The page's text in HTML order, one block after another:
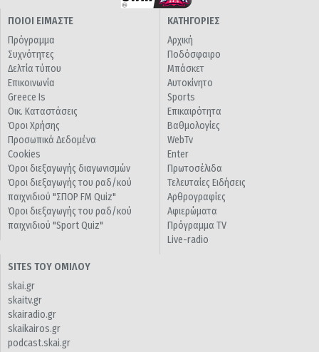
ΠΟΙΟΙ ΕΙΜΑΣΤΕ
Πρόγραμμα
Συχνότητες
Δελτία τύπου
Επικοινωνία
Greece Is
Οικ. Καταστάσεις
Όροι Χρήσης
Προσωπικά Δεδομένα
Cookies
Όροι διεξαγωγής διαγωνισμών
Όροι διεξαγωγής του ραδ/κού
παιχνιδιού "ΣΠΟΡ FM Quiz"
Όροι διεξαγωγής του ραδ/κού
παιχνιδιού "Sport Quiz"
ΚΑΤΗΓΟΡΙΕΣ
Αρχική
Ποδόσφαιρο
Μπάσκετ
Αυτοκίνητο
Sports
Επικαιρότητα
Βαθμολογίες
WebTv
Enter
Πρωτοσέλιδα
Τελευταίες Ειδήσεις
Αρθρογραφίες
Αφιερώματα
Πρόγραμμα TV
Live-radio
SITES ΤΟΥ ΟΜΙΛΟΥ
skai.gr
skaitv.gr
skairadio.gr
skaikairos.gr
podcast.skai.gr